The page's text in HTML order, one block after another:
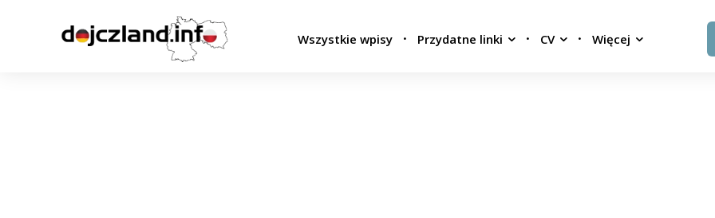
Wszystkie wpisy Przydatne linki CV Więcej